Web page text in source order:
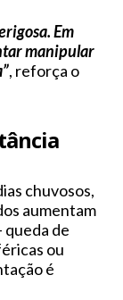
Em
manipular
, reforça o
chuvosos,
aumentam
queda de
ou
é